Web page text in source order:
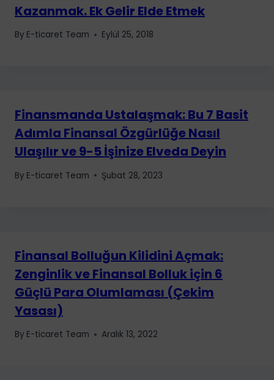
Kazanmak. Ek Gelir Elde Etmek
By E-ticaret Team Eylül 25, 2018
Finansmanda Ustalaşmak: Bu 7 Basit
Adımla Finansal Özgürlüğe Nasıl
Ulaşılır ve 9-5 İşinize Elveda Deyin
By E-ticaret Team Şubat 28, 2023
Finansal Bolluğun Kilidini Açmak:
Zenginlik ve Finansal Bolluk için 6
Güçlü Para Olumlaması (Çekim
Yasası)
By E-ticaret Team Aralık 13, 2022